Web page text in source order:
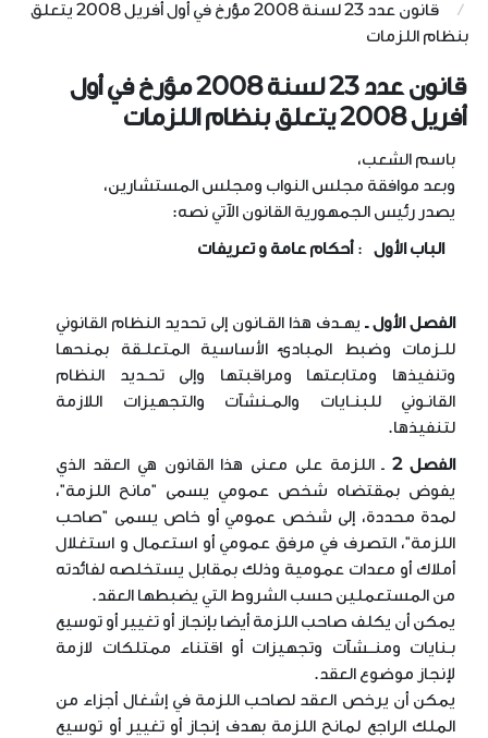
قانون عدد 23 لسنة 2008 مؤرخ في أول أفريل 2008 يتعلق
بنظام اللزمات
قانون عدد 23 لسنة 2008 مؤرخ في أول
أفريل 2008 يتعلق بنظام اللزمات
باسم الشعب،
وبعد موافقة مجلس النواب ومجلس المستشارين،
يصدر رئيس الجمهورية القانون الآتي نصه:
الباب الأول :أحكام عامة و تعريفات
الفصل الأول ـيهـدف هذا القـانون إلى تحديد النظام القانوني
للـزمات وضبط المبادئ الأساسية المتعلـقة بمنحها
وتنفيذها ومتابعتها ومراقبتها وإلى تحـديد النظام
القانـوني للبنـايات والمـنشآت والتجهيزات اللازمة
لتنفيذها.
الفصل 2 ـ اللزمة على معنى هذا القانون هي العقد الذي
يفوض بمقتضاه شخص عمومي يسمى "مانح اللزمة"،
لمدة محددة، إلى شخص عمومي أو خاص يسمى "صاحب
اللزمة"، التصرف في مرفق عمومي أو استعمال و استغلال
أملاك أو معدات عمومية وذلك بمقابل يستخلصه لفائدته
من المستعملين حسب الشروط التي يضبطها العقد.
يمكن أن يكلف صاحب اللزمة أيضا بإنجاز أو تغيير أو توسيع
بـنايات ومنــشآت وتجهيزات أو اقتناء ممتلكات لازمة
لإنجاز موضوع العقد.
يمكن أن يرخص العقد لصاحب اللزمة في إشغال أجزاء من
الملك الراجع لمانح اللزمة بهدف إنجاز أو تغيير أو توسيع